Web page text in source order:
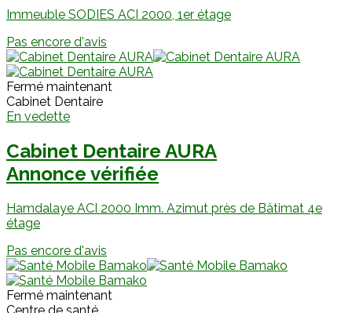
Immeuble SODIES ACI 2000, 1er étage
Pas encore d'avis
Fermé maintenant
Cabinet Dentaire
En vedette
Cabinet Dentaire AURA
Annonce vérifiée
Hamdalaye ACI 2000 Imm. Azimut près de Bâtimat 4e
étage
Pas encore d'avis
Fermé maintenant
Centre de santé